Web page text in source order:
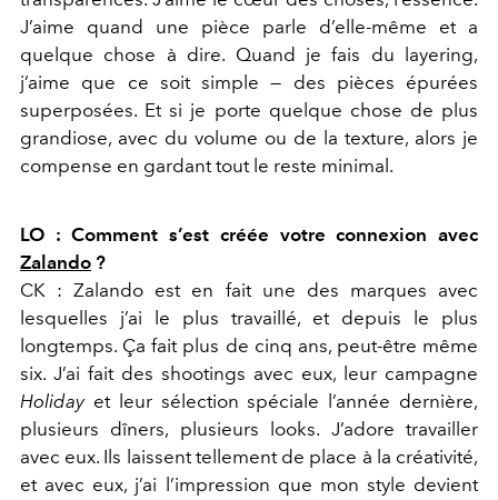
J’aime quand une pièce parle d’elle-même et a
quelque chose à dire. Quand je fais du layering,
j’aime que ce soit simple — des pièces épurées
superposées. Et si je porte quelque chose de plus
grandiose, avec du volume ou de la texture, alors je
compense en gardant tout le reste minimal.
LO : Comment s’est créée votre connexion avec
Zalando ?
CK : Zalando est en fait une des marques avec
lesquelles j’ai le plus travaillé, et depuis le plus
longtemps. Ça fait plus de cinq ans, peut-être même
six. J’ai fait des shootings avec eux, leur campagne
Holidayet leur sélection spéciale l’année dernière,
plusieurs dîners, plusieurs looks. J’adore travailler
avec eux. Ils laissent tellement de place à la créativité,
et avec eux, j’ai l’impression que mon style devient